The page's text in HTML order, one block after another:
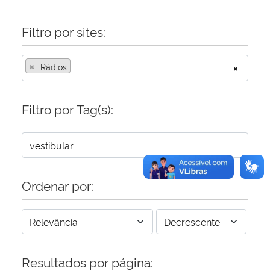
Advocacia-Geral da União
Banco Central do Brasil
Planalto
Filtro por sites:
×
× Rádios
Filtro por Tag(s):
Ordenar por:
Resultados por página: